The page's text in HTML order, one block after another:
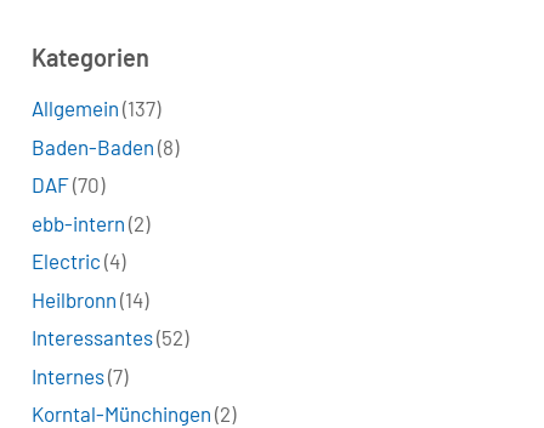
Kategorien
Allgemein (137)
Baden-Baden (8)
DAF(70)
ebb-intern (2)
Electric (4)
Heilbronn (14)
Interessantes(52)
Internes(7)
Korntal-Münchingen (2)